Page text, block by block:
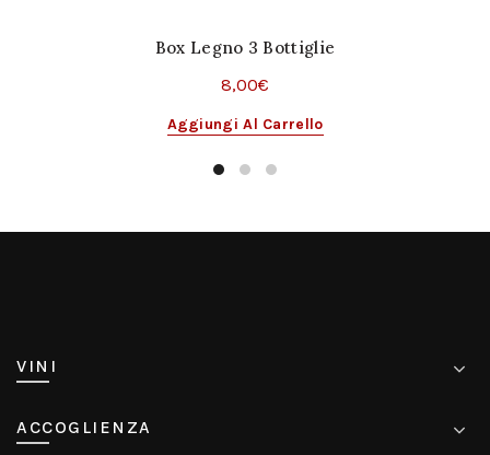
Box Legno 3 Bottiglie
8,00€
Aggiungi Al Carrello
VINI
ACCOGLIENZA